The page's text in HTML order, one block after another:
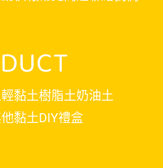
輕黏土樹脂土奶油土
黏土DIY禮盒